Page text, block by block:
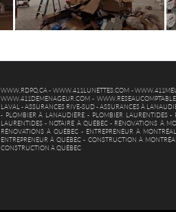
WWW.RDPQ.CA-WWW.411LUNETTES.COM -
WWW.411DEMENAGEUR.COM -
LAVAL
- ASSURANCES RIVE-SUD-ASSURANCES À
- PLOMBIER À LANAUDIÈRE - PLOMBIER LAURENTIDES-
LAURENTIDES- NOTAIRE À QUÉBEC- RÉNOVATIONS À
RÉNOVATIONS À QUÉBEC- ENTREPRENEUR À MONTRÉAL
ENTREPRENEUR À QUÉBEC - CONSTRUCTION À MONTRÉAL
CONSTRUCTION À QUÉBEC